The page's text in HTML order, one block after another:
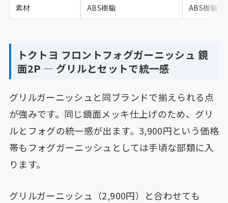
素材 ABS樹脂 ABS樹脂
トクトヨ フロントフォグガーニッシュ 鏡
面2P — グリルとセットで統一感
グリルガーニッシュと同ブランドで揃えられる点
が強みです。同じ鏡面メッキ仕上げのため、グリ
ルとフォグの統一感が出ます。3,900円という価格
帯もフォグガーニッシュとしては手頃な部類に入
ります。
グリルガーニッシュ（2,900円）と合わせても